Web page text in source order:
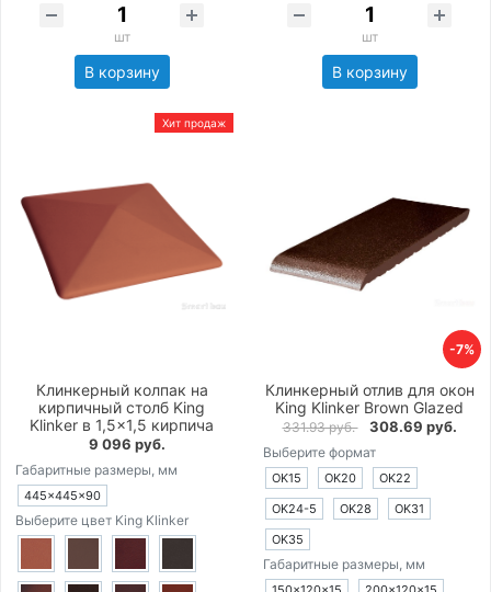
шт
В корзину
шт
В корзину
Хит продаж
Клинкерный колпак на
кирпичный столб King
Klinker в 1,5×1,5 кирпича
9 096 руб.
Габаритные размеры, мм
445×445×90
Выберите цвет King Klinker
-7%
Клинкерный отлив для окон
King Klinker Brown Glazed
331.93 руб. 308.69 руб.
Выберите формат
OK15 OK20
OK22
OK24-5
OK28
OK31
OK35
Габаритные размеры, мм